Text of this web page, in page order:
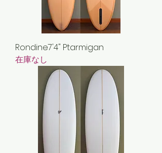
Rondine7'4" Ptarmigan
在庫なし